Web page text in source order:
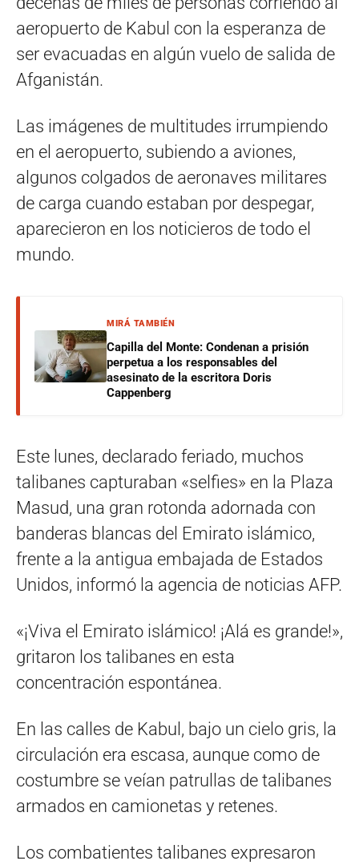
aeropuerto de Kabul con la esperanza de
ser evacuadas en algún vuelo de salida de
Afganistán.
Las imágenes de multitudes irrumpiendo
en el aeropuerto, subiendo a aviones,
algunos colgados de aeronaves militares
de carga cuando estaban por despegar,
aparecieron en los noticieros de todo el
mundo.
MIRÁ TAMBIÉN
Capilla del Monte: Condenan a prisión
perpetua a los responsables del
asesinato de la escritora Doris
Cappenberg
Este lunes, declarado feriado, muchos
talibanes capturaban «selfies» en la Plaza
Masud, una gran rotonda adornada con
banderas blancas del Emirato islámico,
frente a la antigua embajada de Estados
Unidos, informó la agencia de noticias AFP.
«¡Viva el Emirato islámico! ¡Alá es grande!»,
gritaron los talibanes en esta
concentración espontánea.
En las calles de Kabul, bajo un cielo gris, la
circulación era escasa, aunque como de
costumbre se veían patrullas de talibanes
armados en camionetas y retenes.
Los combatientes talibanes expresaron